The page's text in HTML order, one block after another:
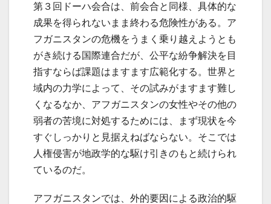
第３回ドーハ会合は、前会合と同様、具体的な
成果を得られないまま終わる危険性がある。ア
フガニスタンの危機をうまく乗り越えようとも
がき続ける国際連合だが、公平な紛争解決を目
指すならば課題はますます広範化する。世界と
域内の力学によって、その試みがますます難し
くなるなか、アフガニスタンの女性やその他の
弱者の苦境に対処するためには、まず現状を今
すぐしっかりと見据えねばならない。そこでは
人権侵害が地政学的な駆け引きのもと続けられ
ているのだ。
アフガニスタンでは、外的要因による政治的駆